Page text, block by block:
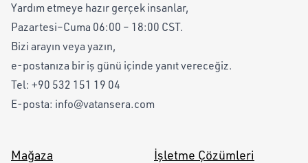
Yardım etmeye hazır gerçek insanlar,
Pazartesi–Cuma 06:00 – 18:00 CST.
Bizi arayın veya yazın,
e-postanıza bir iş günü içinde yanıt vereceğiz.
Tel: +90 532 151 19 04
E-posta: info@vatansera.com
Mağaza İşletme Çözümleri